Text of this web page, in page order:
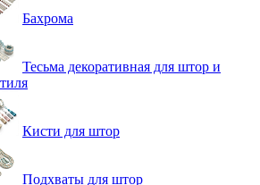
Бахрома
Тесьма декоративная для штор и
Кисти для штор
Подхваты для штор